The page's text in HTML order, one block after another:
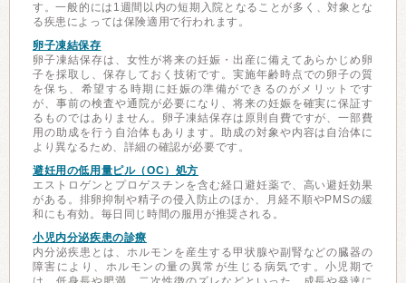
す。一般的には1週間以内の短期入院となることが多く、対象とな
る疾患によっては保険適用で行われます。
卵子凍結保存
卵子凍結保存は、女性が将来の妊娠・出産に備えてあらかじめ卵
子を採取し、保存しておく技術です。実施年齢時点での卵子の質
を保ち、希望する時期に妊娠の準備ができるのがメリットです
が、事前の検査や通院が必要になり、将来の妊娠を確実に保証す
るものではありません。卵子凍結保存は原則自費ですが、一部費
用の助成を行う自治体もあります。助成の対象や内容は自治体に
より異なるため、詳細の確認が必要です。
避妊用の低用量ピル（OC）処方
エストロゲンとプロゲスチンを含む経口避妊薬で、高い避妊効果
がある。排卵抑制や精子の侵入防止のほか、月経不順やPMSの緩
和にも有効。毎日同じ時間の服用が推奨される。
小児内分泌疾患の診療
内分泌疾患とは、ホルモンを産生する甲状腺や副腎などの臓器の
障害により、ホルモンの量の異常が生じる病気です。小児期で